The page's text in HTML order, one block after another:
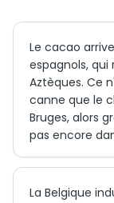
Le cacao
espagnols,
Aztèques. Ce
canne que le
Bruges, alors
pas encore
La Belgique